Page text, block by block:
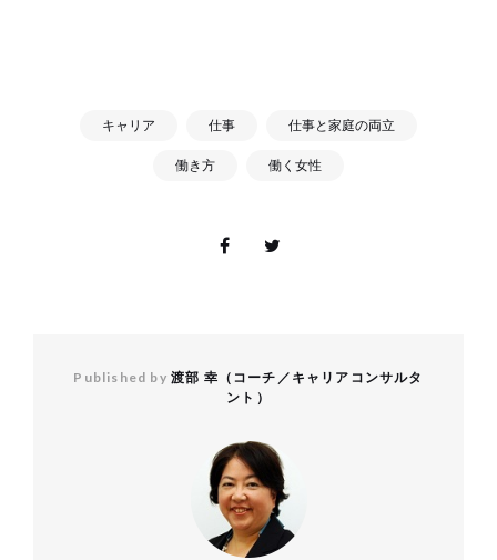
キャリア 仕事 仕事と家庭の両立
働き方 働く女性
Published by 渡部 幸（コーチ／キャリアコンサルタ
ント）